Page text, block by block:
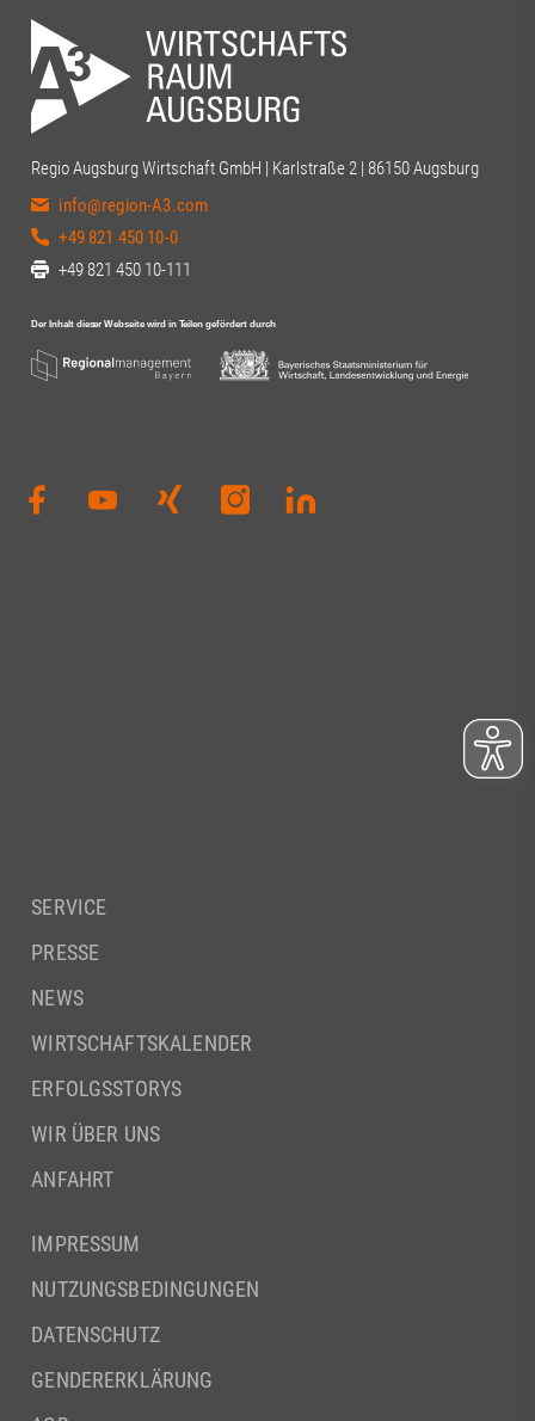
Regio Augsburg Wirtschaft GmbH | Karlstraße 2 | 86150 Augsburg
info@region-A3.com
+49 821 450 10-0
+49 821 450 10-111
SERVICE
PRESSE
NEWS
WIRTSCHAFTSKALENDER
ERFOLGSSTORYS
WIR ÜBER UNS
ANFAHRT
IMPRESSUM
NUTZUNGSBEDINGUNGEN
DATENSCHUTZ
GENDERERKLÄRUNG